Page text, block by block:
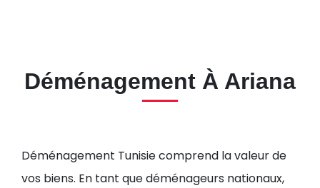
Déménagement À Ariana
Déménagement Tunisie comprend la valeur de
vos biens. En tant que déménageurs nationaux,